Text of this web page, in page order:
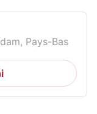
Pays-Bas